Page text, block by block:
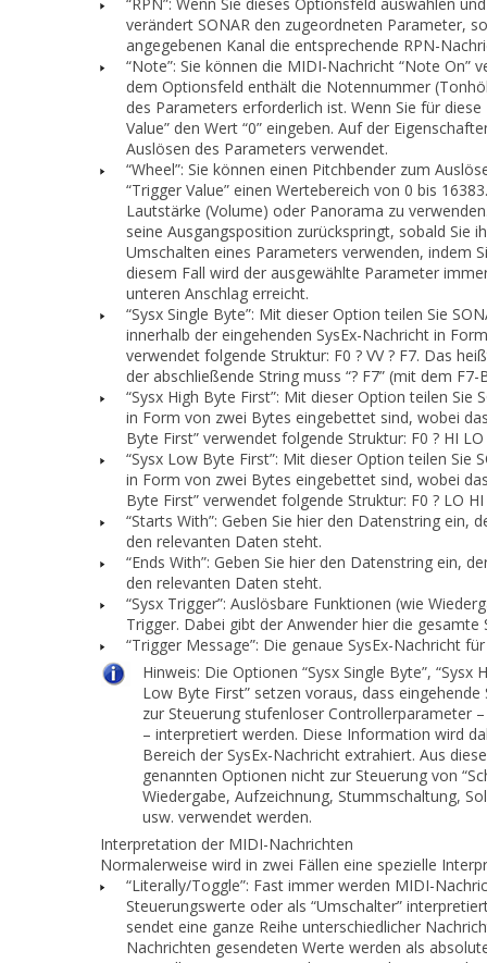
verändert SONAR den zugeordneten Parameter,
angegebenen Kanal die entsprechende RPN-
“Note”: Sie können die MIDI-Nachricht “Note
dem Optionsfeld enthält die Notennummer
des Parameters erforderlich ist. Wenn Sie für
Value” den Wert “0” eingeben. Auf der
Auslösen des Parameters verwendet.
“Wheel”: Sie können einen Pitchbender zum
“Trigger Value” einen Wertebereich von 0 bis
Lautstärke (Volume) oder Panorama zu
seine Ausgangsposition zurückspringt, sobald Sie
Umschalten eines Parameters verwenden, indem
diesem Fall wird der ausgewählte Parameter
unteren Anschlag erreicht.
“Sysx Single Byte”: Mit dieser Option teilen Sie
innerhalb der eingehenden SysEx-Nachricht in
verwendet folgende Struktur: F0 ? VV ? F7. Das
der abschließende String muss “? F7” (mit dem F7-
“Sysx High Byte First”: Mit dieser Option teilen
in Form von zwei Bytes eingebettet sind, wobei
Byte First” verwendet folgende Struktur: F0 ? HI LO
“Sysx Low Byte First”: Mit dieser Option teilen Sie
in Form von zwei Bytes eingebettet sind, wobei
Byte First” verwendet folgende Struktur: F0 ? LO HI
“Starts With”: Geben Sie hier den Datenstring
den relevanten Daten steht.
“Ends With”: Geben Sie hier den Datenstring ein,
den relevanten Daten steht.
“Sysx Trigger”: Auslösbare Funktionen (wie
Trigger. Dabei gibt der Anwender hier die gesamte
“Trigger Message”: Die genaue SysEx-Nachricht
Hinweis: Die Optionen “Sysx Single Byte”, “Sysx
Low Byte First” setzen voraus, dass
zur Steuerung stufenloser Controllerparameter
– interpretiert werden. Diese Information wird
Bereich der SysEx-Nachricht extrahiert. Aus
genannten Optionen nicht zur Steuerung von
Wiedergabe, Aufzeichnung, Stummschaltung,
usw. verwendet werden.
Interpretation der MIDI-Nachrichten
Normalerweise wird in zwei Fällen eine spezielle
“Literally/Toggle”: Fast immer werden MIDI-
Steuerungswerte oder als “Umschalter”
sendet eine ganze Reihe unterschiedlicher
Nachrichten gesendeten Werte werden als